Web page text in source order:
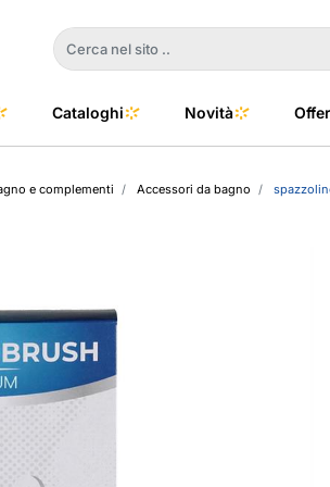
e Clima
Cataloghi Novità
e complementi Accessori da bagno